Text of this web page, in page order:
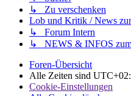
↳ Zu verschenken
Lob und Kritik / News
↳ Forum Intern
↳ NEWS & INFOS
Foren-Übersicht
Alle Zeiten sind
Cookie-Einstellungen